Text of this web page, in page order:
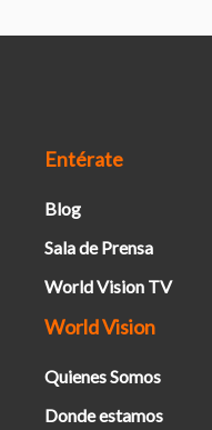
Entérate
Blog
Sala de Prensa
World Vision TV
World Vision
Quienes Somos
Donde estamos